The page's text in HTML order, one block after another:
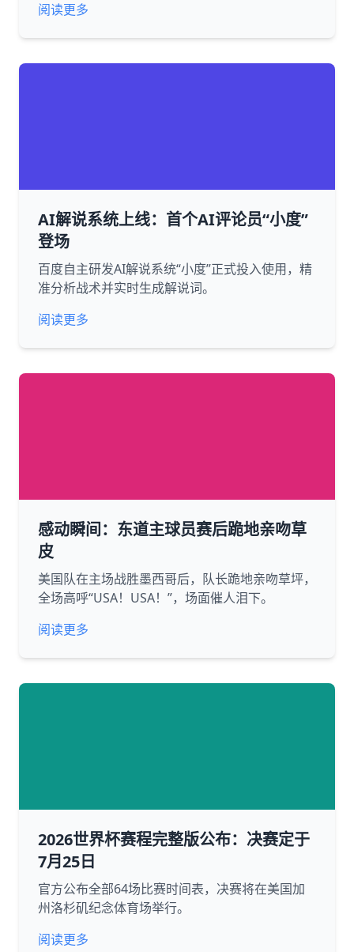
阅读更多
AI解说系统上线：首个AI评论员“小度”
登场
百度自主研发AI解说系统“小度”正式投入使用，精
准分析战术并实时生成解说词。
阅读更多
感动瞬间：东道主球员赛后跪地亲吻草
皮
美国队在主场战胜墨西哥后，队长跪地亲吻草坪，
全场高呼“USA！USA！”，场面催人泪下。
阅读更多
2026世界杯赛程完整版公布：决赛定于
7月25日
官方公布全部64场比赛时间表，决赛将在美国加
州洛杉矶纪念体育场举行。
阅读更多